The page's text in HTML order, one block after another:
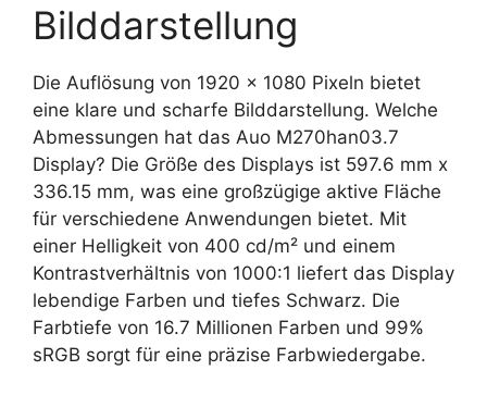
Bilddarstellung
Die Auflösung von 1920 x 1080 Pixeln bietet
eine klare und scharfe Bilddarstellung. Welche
Abmessungen hat das Auo M270han03.7
Display? Die Größe des Displays ist 597.6 mm x
336.15 mm, was eine großzügige aktive Fläche
für verschiedene Anwendungen bietet. Mit
einer Helligkeit von 400 cd/m² und einem
Kontrastverhältnis von 1000:1 liefert das Display
lebendige Farben und tiefes Schwarz. Die
Farbtiefe von 16.7 Millionen Farben und 99%
sRGB sorgt für eine präzise Farbwiedergabe.